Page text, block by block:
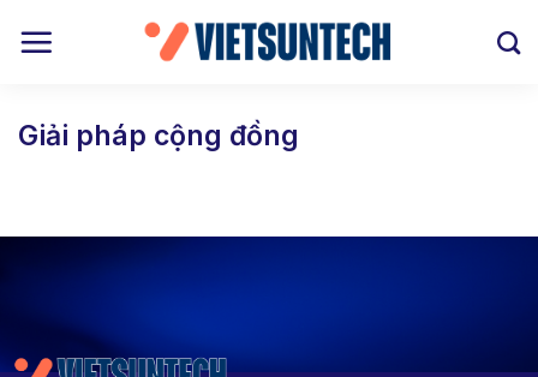
qua
Giải pháp cộng đồng